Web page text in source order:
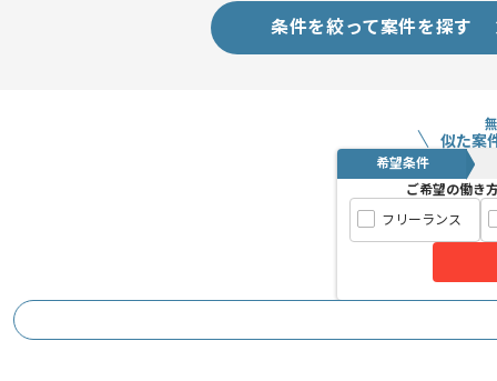
条件を絞って案件を探す
似た案
希望条件
ご希望の働き
フリーランス